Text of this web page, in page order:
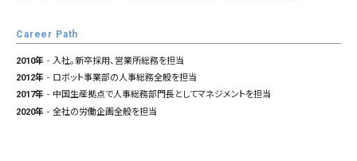
Career Path
2010年
入社。新卒採用、営業所総務を担当
2012年
ロボット事業部の人事総務全般を担当
2017年
中国生産拠点で人事総務部門長としてマネジメントを担当
2020年
全社の労働企画全般を担当